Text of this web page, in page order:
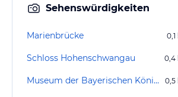
Sehenswürdigkeiten
Marienbrücke 0,1
Schloss Hohenschwangau 0,4
Museum der Bayerischen Könige 0,5